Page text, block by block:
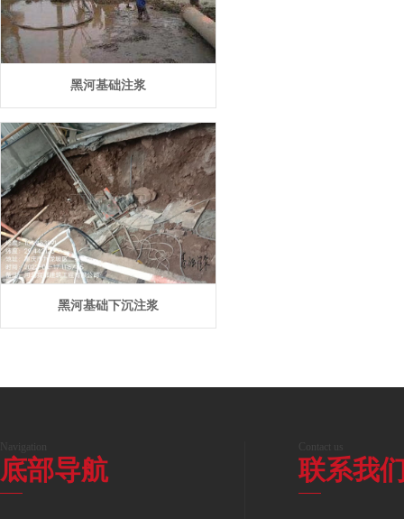
黑河基础注浆
黑河基础下沉注浆
底部导航 联系我